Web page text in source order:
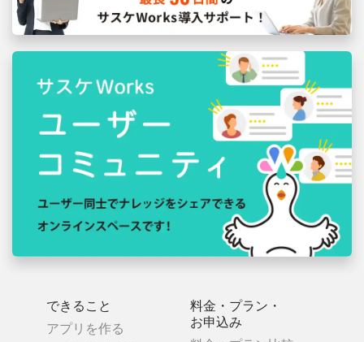
できること
アプリを作る
料金・プラン・
お申込み